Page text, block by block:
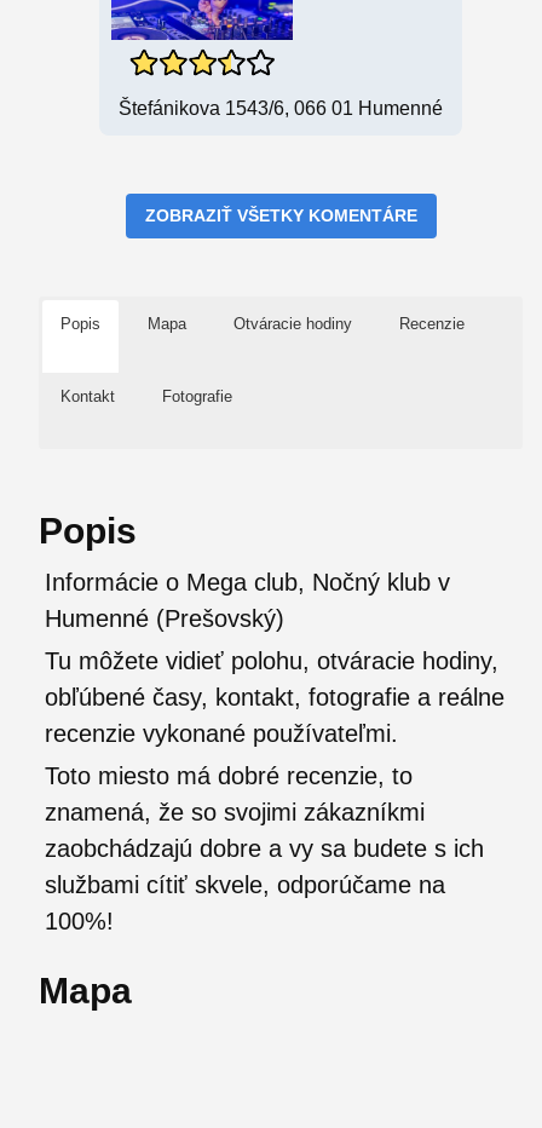
Štefánikova 1543/6, 066 01 Humenné
ZOBRAZIŤ VŠETKY KOMENTÁRE
Popis Mapa Otváracie hodiny Recenzie
Kontakt Fotografie
Popis
Informácie o Mega club, Nočný klub v
Humenné (Prešovský)
Tu môžete vidieť polohu, otváracie hodiny,
obľúbené časy, kontakt, fotografie a reálne
recenzie vykonané používateľmi.
Toto miesto má dobré recenzie, to
znamená, že so svojimi zákazníkmi
zaobchádzajú dobre a vy sa budete s ich
službami cítiť skvele, odporúčame na
100%!
Mapa